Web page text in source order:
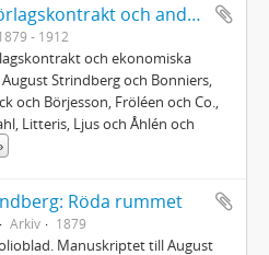
August Strindberg: Förlagskontrakt och andra ekonomica
- 1912
och ekonomiska
Strindberg och Bonniers,
och Börjesson, Fröléen och Co.,
Litteris, Ljus och Åhlén och
Röda rummet
Arkiv 1879
Manuskriptet till August